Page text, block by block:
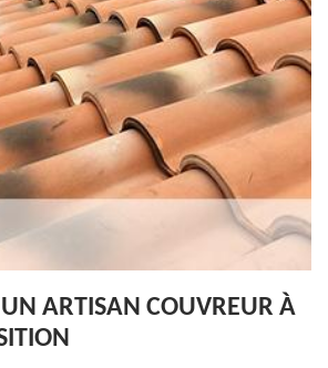
ARTISAN COUVREUR À